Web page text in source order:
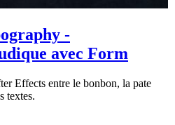
-
avec Form
Effects entre le bonbon, la pate
textes.